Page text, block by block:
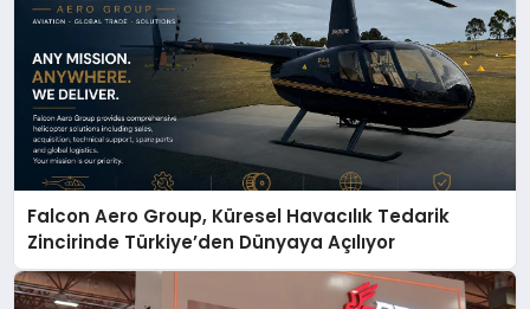
Falcon Aero Group, Küresel Havacılık Tedarik
Zincirinde Türkiye’den Dünyaya Açılıyor